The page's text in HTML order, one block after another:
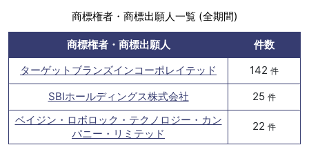
商標権者・商標出願人一覧 (全期間)
商標権者・商標出願人
件数
ターゲットブランズインコーポレイテッド
142 件
SBIホールディングス株式会社 25 件
ベイジン・ロボロック・テクノロジー・カン
パニー・リミテッド
22 件